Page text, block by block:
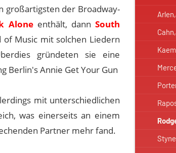
großartigsten der Broadway-
Aloneenthält, dannSouth
of Music mit solchen Liedern
gründeten sie eine
Berlin's Annie Get Your Gun
mit unterschiedlichen
was einerseits an einem
Partner mehr fand.